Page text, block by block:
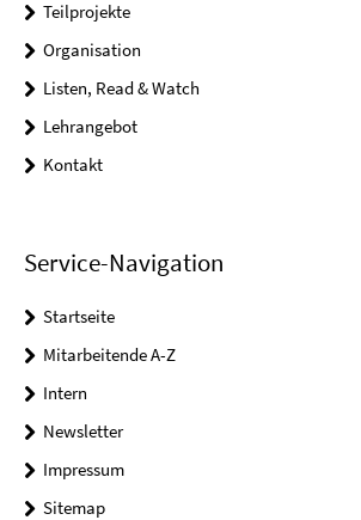
Teilprojekte
Organisation
Listen, Read & Watch
Lehrangebot
Kontakt
Service-Navigation
Startseite
Mitarbeitende A-Z
Intern
Newsletter
Impressum
Sitemap